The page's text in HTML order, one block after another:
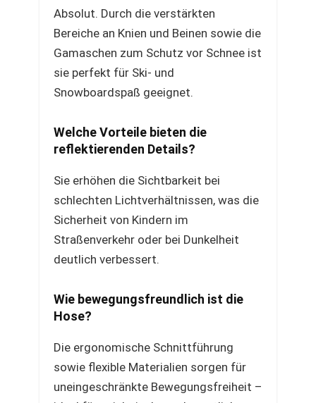
Absolut. Durch die verstärkten
Bereiche an Knien und Beinen sowie die
Gamaschen zum Schutz vor Schnee ist
sie perfekt für Ski- und
Snowboardspaß geeignet.
Welche Vorteile bieten die
reflektierenden Details?
Sie erhöhen die Sichtbarkeit bei
schlechten Lichtverhältnissen, was die
Sicherheit von Kindern im
Straßenverkehr oder bei Dunkelheit
deutlich verbessert.
Wie bewegungsfreundlich ist die
Hose?
Die ergonomische Schnittführung
sowie flexible Materialien sorgen für
uneingeschränkte Bewegungsfreiheit –